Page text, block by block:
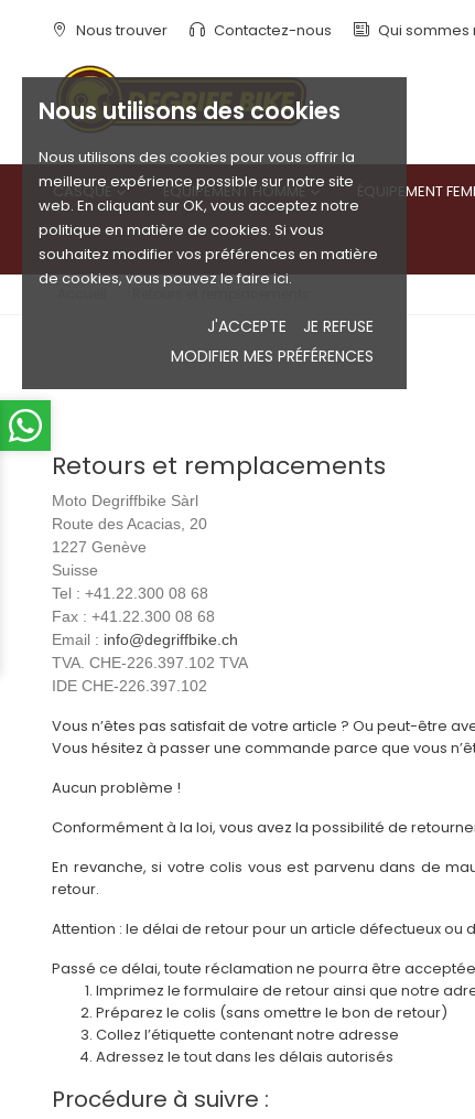
Nous utilisons des cookies
Nous utilisons des cookies pour vous offrir la
meilleure expérience possible sur notre site
web. En cliquant sur OK, vous acceptez notre
politique en matière de cookies. Si vous
souhaitez modifier vos préférences en matière
de cookies, vous pouvez le faire ici.
J'ACCEPTE
JE REFUSE
MODIFIER MES PRÉFÉRENCES
Nous trouver Contactez-nous Qui sommes
CASQUE  ÉQUIPEMENT HOMME ÉQUIPEMENT
Retours et remplacements
Moto Degriffbike Sàrl
Route des Acacias, 20
1227 Genève
Suisse
Tel : +41.22.300 08 68
Fax : +41.22.300 08 68
Email : info@degriffbike.ch
TVA. CHE-226.397.102 TVA
IDE CHE-226.397.102
Vous n’êtes pas satisfait de votre article ? Ou peut-être
Vous hésitez à passer une commande parce que vous
Aucun problème !
Conformément à la loi, vous avez la possibilité de
En revanche, si votre colis vous est parvenu dans de
retour.
Attention : le délai de retour pour un article défectueux
Passé ce délai, toute réclamation ne pourra être
Imprimez le formulaire de retour ainsi que notre
Préparez le colis (sans omettre le bon de retour)
Collez l’étiquette contenant notre adresse
Adressez le tout dans les délais autorisés
Procédure à suivre :